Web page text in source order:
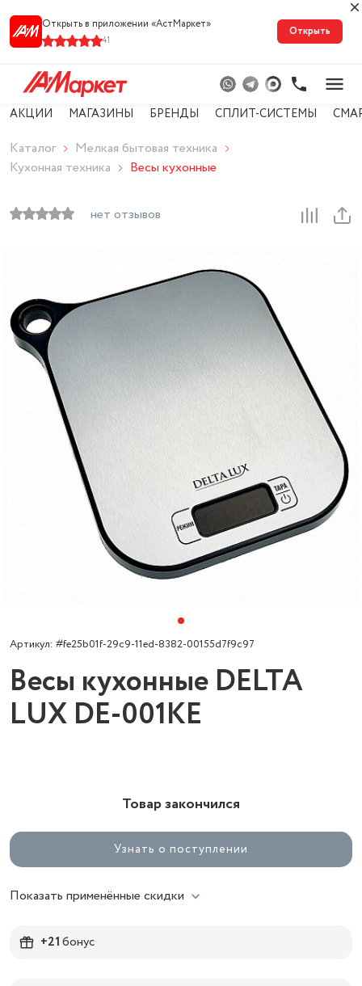
Открыть в приложении «АстМарке‪т‬»
41
Открыть
АКЦИИ МАГАЗИНЫ БРЕНДЫ СПЛИТ-СИСТЕМЫ
Каталог
Мелкая бытовая техника
Кухонная техника
Весы кухонные
нет отзывов
Артикул: #fe25b01f-29c9-11ed-8382-00155d7f9c97
Весы кухонные DELTA
LUX DE-001KE
Товар закончился
Узнать о поступлении
Показать применённые скидки
+21бонус